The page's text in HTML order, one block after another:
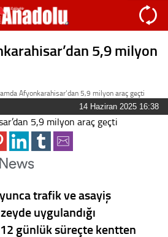
5,9 milyon
Afyonkarahisar’dan 5,9 milyon araç geçti
14 Haziran 2025 16:38
trafik ve asayiş
uygulandığı
günlük süreçte kentten